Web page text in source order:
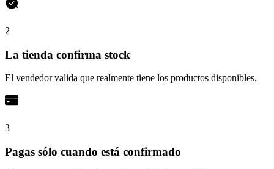
2
La tienda confirma stock
El vendedor valida que realmente tiene los productos disponibles.
3
Pagas sólo cuando está confirmado